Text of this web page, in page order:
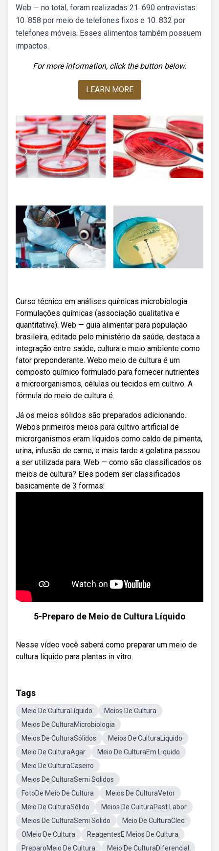
Web — no total, foram realizadas 21. 690 entrevistas:
10. 858 por meio de telefones fixos e 10. 832 por
telefones móveis. Esses alimentos também possuem
impactos.
For more information, click the button below.
LEARN MORE
Curso técnico em análises químicas microbiologia.
Formulações químicas (associação qualitativa e
quantitativa). Web — guia alimentar para população
brasileira, editado pelo ministério da saúde, destaca a
integração entre saúde, cultura e meio ambiente como
fator preponderante. Webo meio de cultura é um
composto químico formulado para fornecer nutrientes
a microorganismos, células ou tecidos em cultivo. A
fórmula do meio de cultura é.
Já os meios sólidos são preparados adicionando.
Webos primeiros meios para cultivo artificial de
microrganismos eram líquidos como caldo de pimenta,
urina, infusão de carne, e mais tarde a gelatina passou
a ser utilizada para. Web — como são classificados os
meios de cultura? Eles podem ser classificados
basicamente de 3 formas:
5-Preparo de Meio de Cultura Líquido
Nesse vídeo você saberá como preparar um meio de
cultura líquido para plantas in vitro.
Tags
Meio De CulturaLíquido
Meios De Cultura
Meios De CulturaMicrobiologia
Meios De CulturaSólidos
Meios De CulturaLiquido
Meio De CulturaAgar
Meio De CulturaEm Liquido
Meio De CulturaCaseiro
Meios De CulturaSemi Solidos
FotoDe Meio De Cultura
Meios De CulturaVetor
Meio De CulturaSólido
Meios De CulturaPast Labor
Meios De CulturaSemi Solido
Meio De CulturaCled
OMeio De Cultura
ReagentesE Meios De Cultura
PreparoMeio De Cultura
Meio De CulturaDiferencial